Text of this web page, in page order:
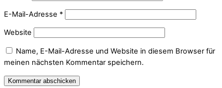
E-Mail-Adresse *
Website
Name, E-Mail-Adresse und Website in diesem Browser für
meinen nächsten Kommentar speichern.